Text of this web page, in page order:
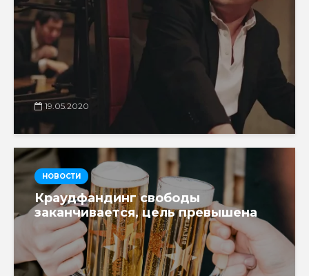
19.05.2020
НОВОСТИ
Краудфандинг свободы
заканчивается, цель превышена